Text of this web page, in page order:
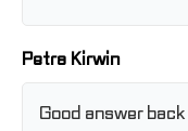
Petra Kirwin
Good answer